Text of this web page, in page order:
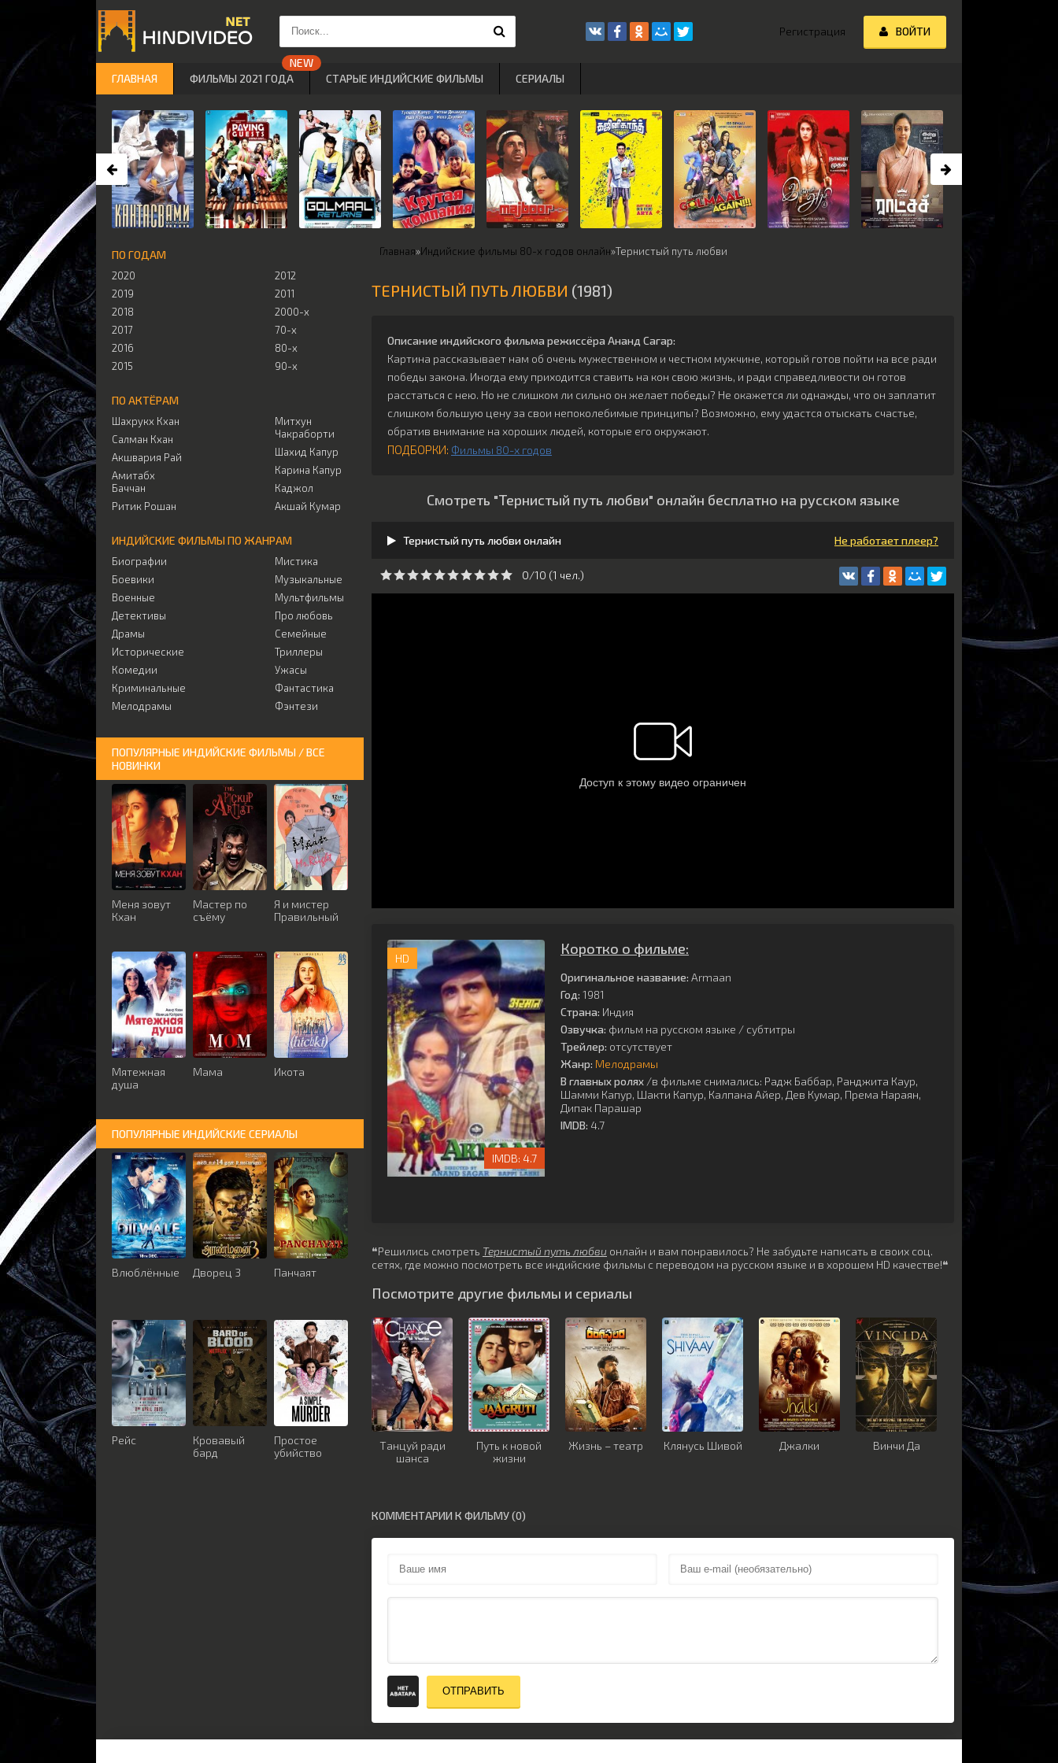
Главная»Индийские фильмы 80-х годов онлайн»Тернистый путь любви
ТЕРНИСТЫЙ ПУТЬ ЛЮБВИ (1981)
Описание индийского фильма режиссёра Ананд Сагар:
Картина рассказывает нам об очень мужественном и честном мужчине, который готов пойти на все ради
победы закона. Иногда ему приходится ставить на кон свою жизнь, и ради справедливости он готов
расстаться с нею. Но не слишком ли сильно он желает победы? Не окажется ли однажды, что он заплатит
слишком большую цену за свои непоколебимые принципы? Возможно, ему удастся отыскать счастье,
обратив внимание на хороших людей, которые его окружают.
ПОДБОРКИ: Фильмы 80-х годов
Смотреть "Тернистый путь любви" онлайн бесплатно на русском языке
Тернистый путь любви онлайн Не работает плеер?
0/10 (1 чeл.)
HD
4.7
Коротко о фильме:
Оригинальное название: Armaan
Год: 1981
Страна: Индия
Озвучка: фильм на русском языке / субтитры
Трейлер: отсутствует
Жанр: Мелодрамы
В главных ролях /в фильме снимались: Радж Баббар, Ранджита Каур,
Шамми Капур, Шакти Капур, Калпана Айер, Дев Кумар, Према Нараян,
Дипак Парашар
IMDB: 4.7
❝Решились смотреть Тернистый путь любви онлайн и вам понравилось? Не забудьте написать в своих соц.
сетях, где можно посмотреть все индийские фильмы с переводом на русском языке и в хорошем HD качестве!❝
Посмотрите другие фильмы и сериалы
Танцуй ради
шанса
Путь к новой
жизни
Жизнь – театр Клянусь Шивой Джалки Винчи Да
КОММЕНТАРИИ К ФИЛЬМУ (0)
ОТПРАВИТЬ
ПО ГОДАМ
2020
2019
2018
2017
2016
2015
2012
2011
2000-х
70-х
80-х
90-х
ПО АКТЁРАМ
Шахрукх Кхан
Салман Кхан
Акшвария Рай
Амитабх
Баччан
Ритик Рошан
Митхун
Чакраборти
Шахид Капур
Карина Капур
Каджол
Акшай Кумар
ИНДИЙСКИЕ ФИЛЬМЫ ПО ЖАНРАМ
Биографии
Боевики
Военные
Детективы
Драмы
Исторические
Комедии
Криминальные
Мелодрамы
Мистика
Музыкальные
Мультфильмы
Про любовь
Семейные
Триллеры
Ужасы
Фантастика
Фэнтези
ПОПУЛЯРНЫЕ ИНДИЙСКИЕ ФИЛЬМЫ / ВСЕ
НОВИНКИ
Меня зовут
Кхан
Мастер по
съёму
Я и мистер
Правильный
Мятежная
душа
Мама Икота
ПОПУЛЯРНЫЕ ИНДИЙСКИЕ СЕРИАЛЫ
Влюблённые Дворец 3 Панчаят
Рейс
Кровавый
бард
Простое
убийство
Регистрация ВОЙТИ
ГЛАВНАЯ ФИЛЬМЫ 2021 ГОДА СТАРЫЕ ИНДИЙСКИЕ ФИЛЬМЫ СЕРИАЛЫ